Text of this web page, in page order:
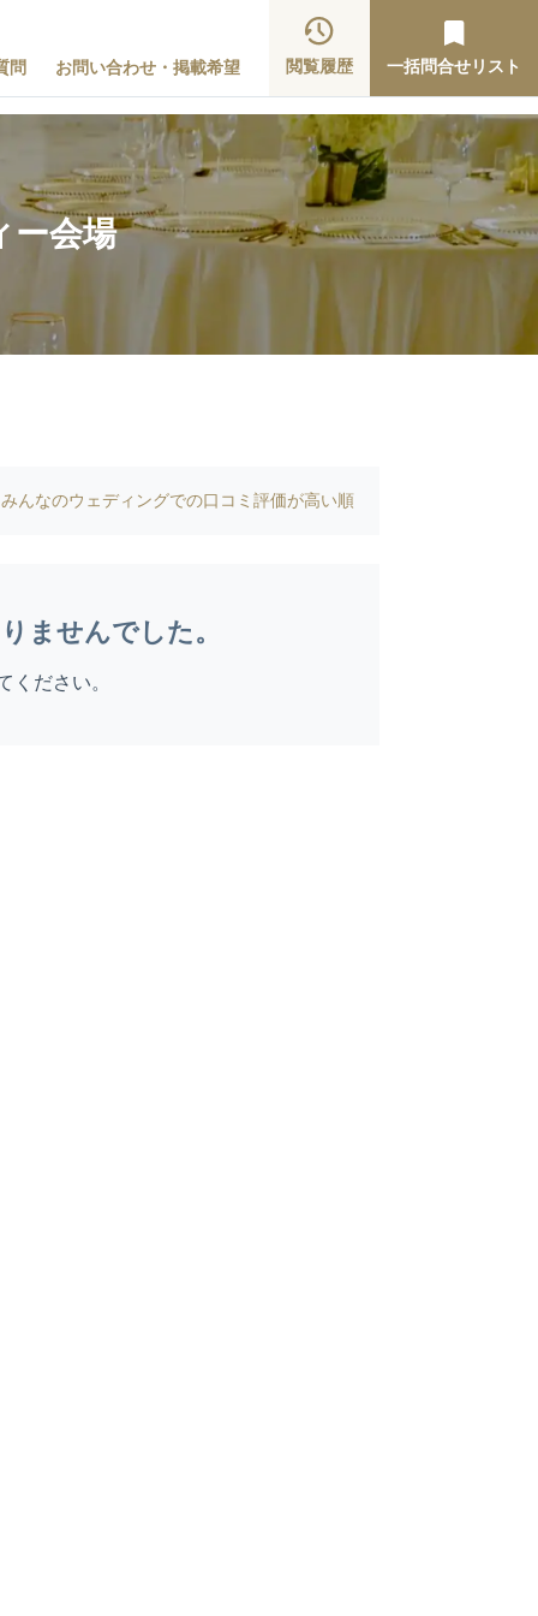
問 お問い合わせ・掲載希望 閲覧履歴 一括問合せリスト
ー会場
みんなのウェディングでの口コミ評価が高い順
ませんでした。
ください。